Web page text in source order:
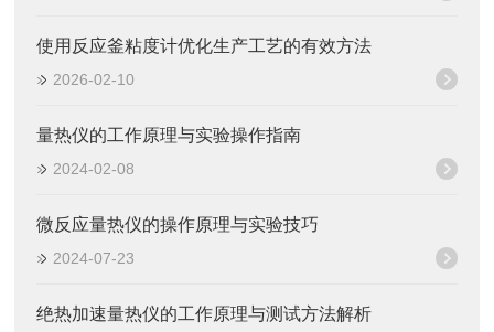
使用反应釜粘度计优化生产工艺的有效方法
2026-02-10
量热仪的工作原理与实验操作指南
2024-02-08
微反应量热仪的操作原理与实验技巧
2024-07-23
绝热加速量热仪的工作原理与测试方法解析